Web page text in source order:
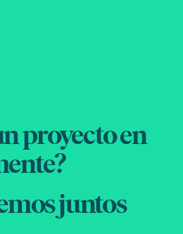
proyecto en
juntos